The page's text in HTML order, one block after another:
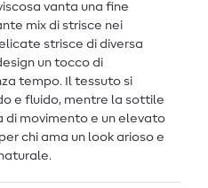
vanta una fine
mix di strisce nei
strisce di diversa
un tocco di
tempo. Il tessuto si
e fluido, mentre la sottile
movimento e un elevato
chi ama un look arioso e